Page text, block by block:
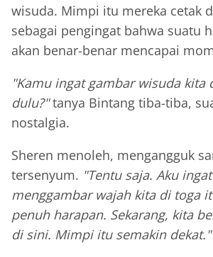
wisuda. Mimpi itu mereka cetak
sebagai pengingat bahwa suatu
akan benar-benar mencapai
"Kamu ingat gambar wisuda kita
dulu?"tanya Bintang tiba-tiba,
nostalgia.
Sheren menoleh, mengangguk
tersenyum. "Tentu saja. Aku
menggambar wajah kita di toga
penuh harapan. Sekarang, kita
di sini. Mimpi itu semakin dekat."